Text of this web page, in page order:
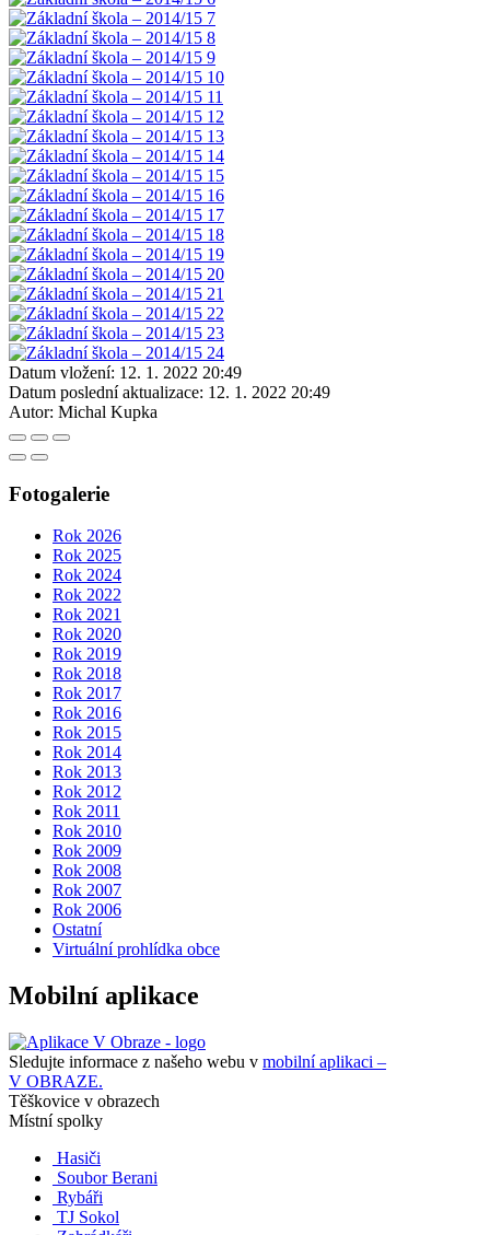
Datum vložení: 12. 1. 2022 20:49
Datum poslední aktualizace: 12. 1. 2022 20:49
Autor: Michal Kupka
Fotogalerie
Rok 2026
Rok 2025
Rok 2024
Rok 2022
Rok 2021
Rok 2020
Rok 2019
Rok 2018
Rok 2017
Rok 2016
Rok 2015
Rok 2014
Rok 2013
Rok 2012
Rok 2011
Rok 2010
Rok 2009
Rok 2008
Rok 2007
Rok 2006
Ostatní
Virtuální prohlídka obce
Mobilní aplikace
Sledujte informace z našeho webu v mobilní aplikaci –
V OBRAZE.
Těškovice v obrazech
Místní spolky
Hasiči
Soubor Berani
Rybáři
TJ Sokol